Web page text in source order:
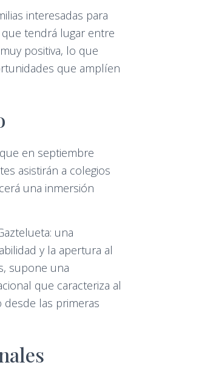
interesadas para
que tendrá lugar entre
positiva, lo que
que amplíen
en septiembre
asistirán a colegios
una inmersión
una
y la apertura al
supone una
que caracteriza al
las primeras